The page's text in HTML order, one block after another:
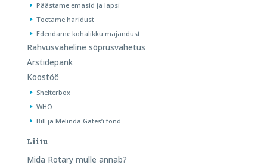
Päästame emasid ja lapsi
Toetame haridust
Edendame kohalikku majandust
Rahvusvaheline sõprusvahetus
Arstidepank
Koostöö
Shelterbox
WHO
Bill ja Melinda Gates’i fond
Liitu
Mida Rotary mulle annab?